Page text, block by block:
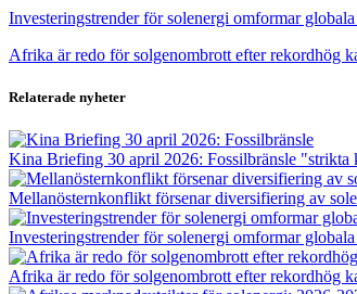
Investeringstrender för solenergi omformar
Afrika är redo för solgenombrott efter rekordhög
Relaterade nyheter
Kina Briefing 30 april 2026: Fossilbränsle
Mellanösternkonflikt försenar diversifiering av
Investeringstrender för solenergi omformar
Afrika är redo för solgenombrott efter rekordhög